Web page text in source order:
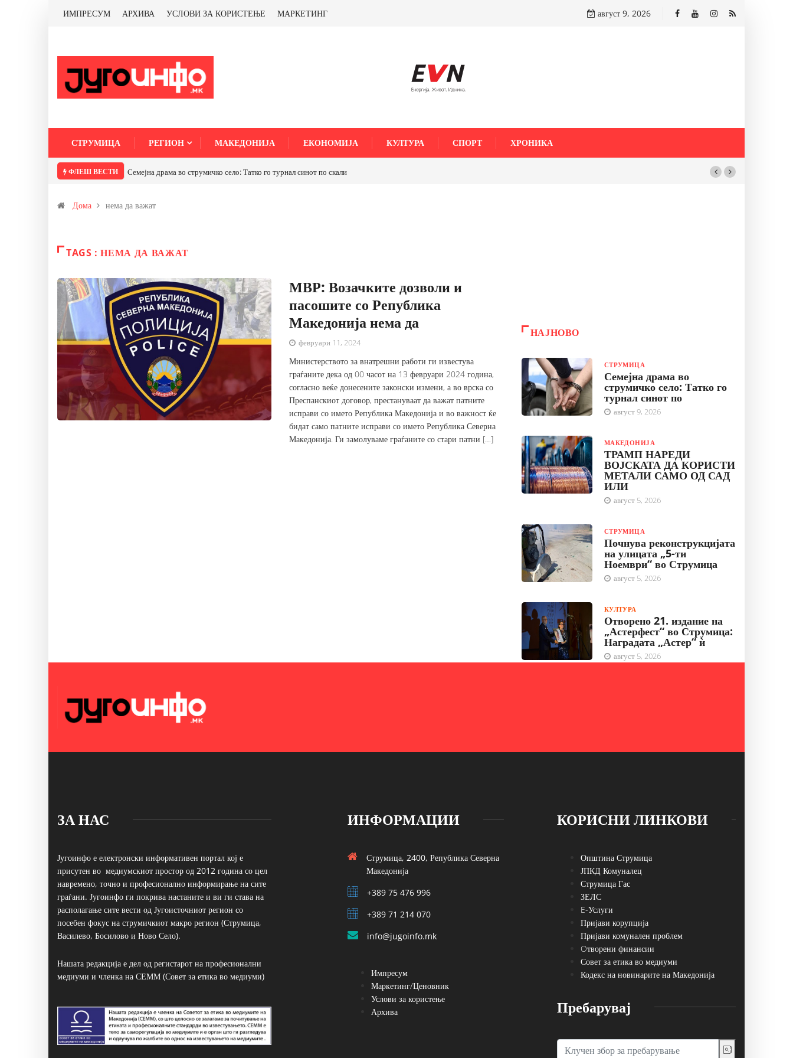
ИМПРЕСУМ АРХИВА УСЛОВИ ЗА КОРИСТЕЊЕ МАРКЕТИНГ август 9, 2026
СТРУМИЦА РЕГИОН МАКЕДОНИЈА ЕКОНОМИЈА КУЛТУРА СПОРТ ХРОНИКА
ФЛЕШ ВЕСТИ Семејна драма во струмичко село: Татко го турнал синот по скали
Дома нема да важат
TAGS : НЕМА ДА ВАЖАТ
МВР: Возачките дозволи и
пасошите со Република
Македонија нема да
февруари 11, 2024
Министерството за внатрешни работи ги известува
граѓаните дека од 00 часот на 13 февруари 2024 година,
согласно веќе донесените законски измени, а во врска со
Преспанскиот договор, престануваат да важат патните
исправи со името Република Македонија и во важност ќе
бидат само патните исправи со името Република Северна
Македонија. Ги замолуваме граѓаните со стари патни […]
НАЈНОВО
СТРУМИЦА
Семејна драма во
струмичко село: Татко го
турнал синот по
август 9, 2026
МАКЕДОНИЈА
ТРАМП НАРЕДИ
ВОЈСКАТА ДА КОРИСТИ
МЕТАЛИ САМО ОД САД
ИЛИ
август 5, 2026
СТРУМИЦА
Почнува реконструкцијата
на улицата „5-ти
Ноември“ во Струмица
август 5, 2026
КУЛТУРА
Отворено 21. издание на
„Астерфест“ во Струмица:
Наградата „Астер“ ѝ
август 5, 2026
ЗА НАС
Југоинфо е електронски информативен портал кој е
присутен во медиумскиот простор од 2012 година со цел
навремено, точно и професионално информирање на сите
граѓани. Југоинфо ги покрива настаните и ви ги става на
располагање сите вести од Југоисточниот регион со
посебен фокус на струмичкиот макро регион (Струмица,
Василево, Босилово и Ново Село).
Нашата редакција е дел од регистарот на професионални
медиуми и членка на СЕММ (Совет за етика во медиуми)
ИНФОРМАЦИИ
Струмица, 2400, Република Северна
Македонија
+389 75 476 996
+389 71 214 070
info@jugoinfo.mk
Импресум
Маркетинг/Ценовник
Услови за користење
Архива
КОРИСНИ ЛИНКОВИ
Општина Струмица
ЈПКД Комуналец
Струмица Гас
ЗЕЛС
E-Услуги
Пријави корупција
Пријави комунален проблем
Oтворени финансии
Совет за етика во медиуми
Кодекс на новинарите на Македонија
Пребарувај